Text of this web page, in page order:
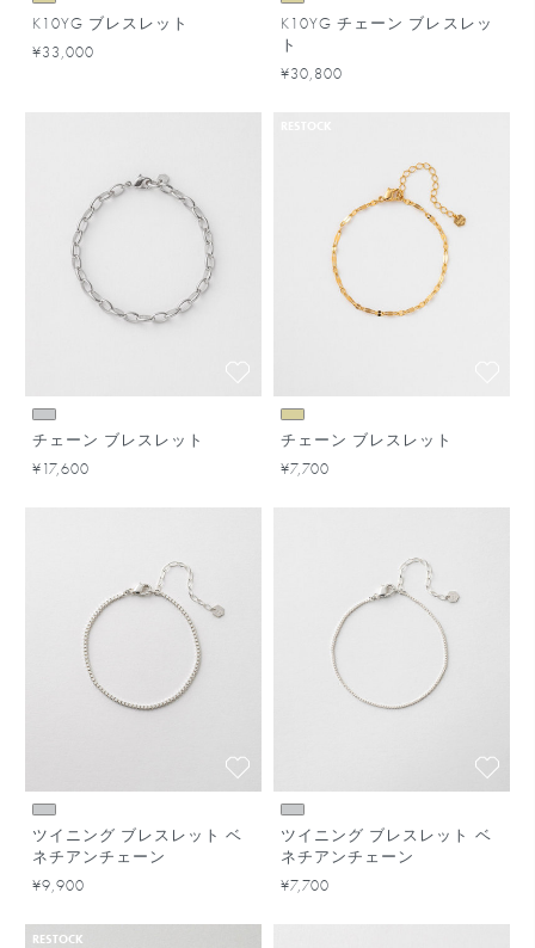
K10YG ブレスレット
¥33,000
K10YG チェーン ブレスレッ
ト
¥30,800
チェーン ブレスレット
¥17,600
チェーン ブレスレット
¥7,700
ツイニング ブレスレット ベ
ネチアンチェーン
¥9,900
ツイニング ブレスレット ベ
ネチアンチェーン
¥7,700
RESTOCK